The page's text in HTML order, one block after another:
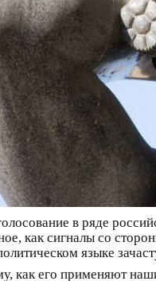
в ряде
как сигналы со
языке
как его применяют